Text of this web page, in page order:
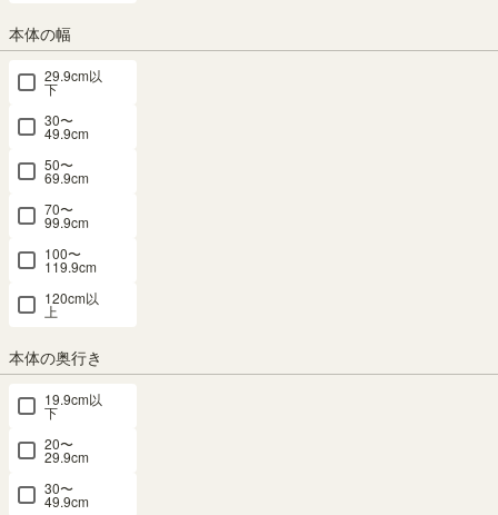
本体の幅
29.9cm以
下
30〜
49.9cm
50〜
69.9cm
70〜
99.9cm
100〜
119.9cm
120cm以
上
本体の奥行き
19.9cm以
下
20〜
29.9cm
30〜
49.9cm
追加移動棚 LGE ナチュラルブラウン 棚取
付金具付 マス目ラック 飾り棚 本棚 シェル
フ レジェルノ LGE-T40NA
レジェルノ
SOLD OUT
メルマガ or LINE登録で5%OFFクーポン進呈中！
¥ 1,480
送料個別 ¥330